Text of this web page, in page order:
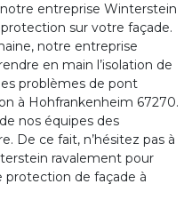
entreprise Winterstein
sur votre façade.
notre entreprise
en main l’isolation de
problèmes de pont
à Hohfrankenheim 67270.
nos équipes des
De ce fait, n’hésitez pas à
ravalement pour
protection de façade à